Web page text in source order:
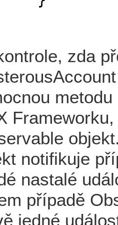
zda
notifikuje
nastalé
případě
jedné